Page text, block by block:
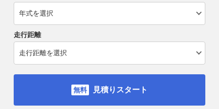
走行距離
見積りスタート